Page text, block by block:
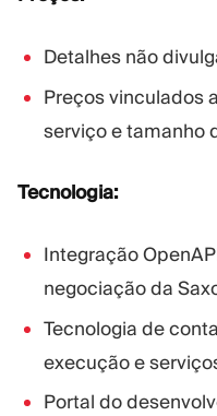
Detalhes não
Preços vinculados
serviço e tamanho
Tecnologia:
Integração
negociação da
Tecnologia de
execução e
Portal do